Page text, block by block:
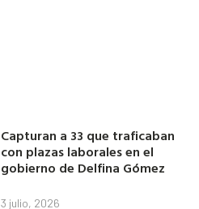
Capturan a 33 que traficaban
con plazas laborales en el
gobierno de Delfina Gómez
3 julio, 2026